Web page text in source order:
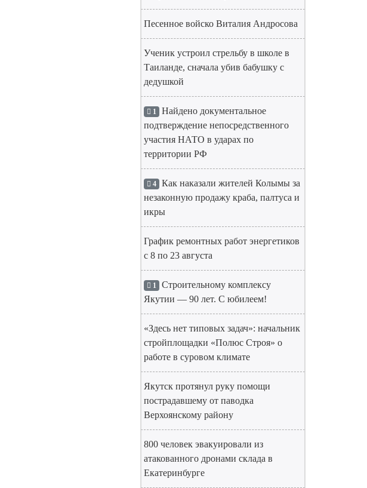
Песенное войско Виталия Андросова
Ученик устроил стрельбу в школе в
Таиланде, сначала убив бабушку с
дедушкой
1 Найдено документальное
подтверждение непосредственного
участия НАТО в ударах по
территории РФ
4 Как наказали жителей Колымы за
незаконную продажу краба, палтуса и
икры
График ремонтных работ энергетиков
с 8 по 23 августа
1 Строительному комплексу
Якутии — 90 лет. С юбилеем!
«Здесь нет типовых задач»: начальник
стройплощадки «Полюс Строя» о
работе в суровом климате
Якутск протянул руку помощи
пострадавшему от паводка
Верхоянскому району
800 человек эвакуировали из
атакованного дронами склада в
Екатеринбурге